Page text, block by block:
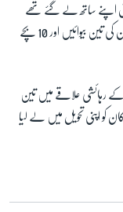
اپنے ساتھ لے گئے تھے
لیکن خاندان کے دیگر افراد کو وہیں چھوڑ گئے جن میں بن لادن کی تین بیوائیں اور 10 بچے
کے رہائشی علاقے میں تین
کو اپنی تحویل میں لے لیا